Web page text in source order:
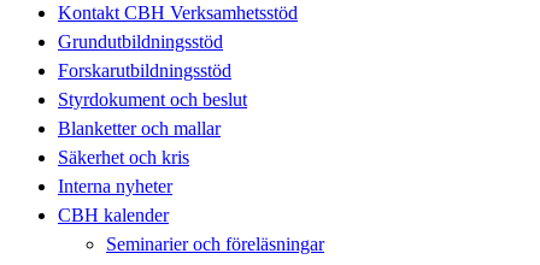
Kontakt CBH Verksamhetsstöd
Grundutbildningsstöd
Forskarutbildningsstöd
Styrdokument och beslut
Blanketter och mallar
Säkerhet och kris
Interna nyheter
CBH kalender
Seminarier och föreläsningar